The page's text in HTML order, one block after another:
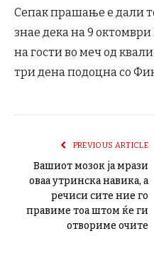
Сепак прашање е дали
знае дека на 9
на гости во меч од
три дена подоцна со
PREVIOUS ARTICLE
Вашиот мозок ја мрази
оваа утринска навика, а
речиси сите ние го
правиме тоа штом ќе ги
отвориме очите